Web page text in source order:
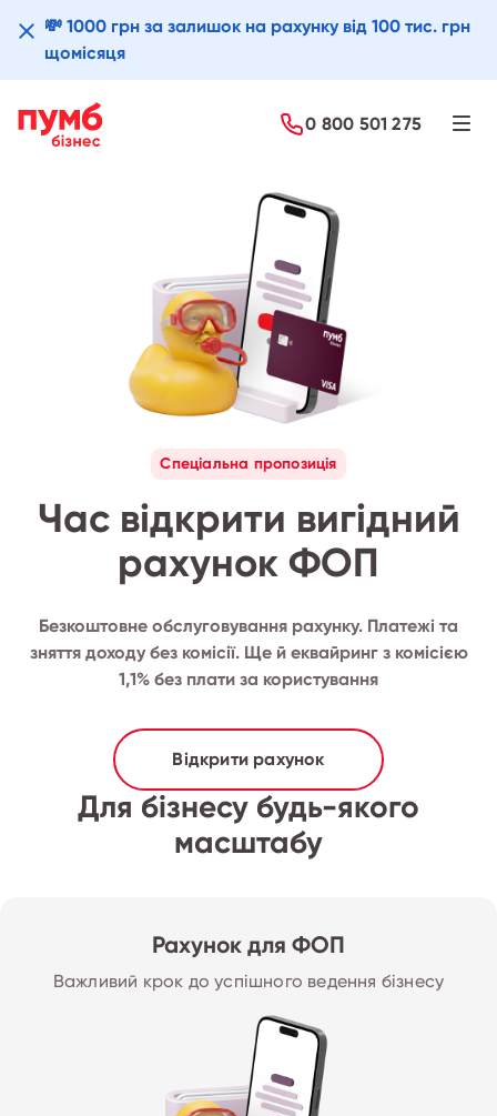
💸 1000 грн за залишок на рахунку від 100 тис. грн
щомісяця
Детальніше
0 800 501 275
Спеціальна пропозиція
Час відкрити вигідний
рахунок ФОП
Безкоштовне обслуговування рахунку. Платежі та
зняття доходу без комісії. Ще й еквайринг з комісією
1,1% без плати за користування
Відкрити рахунок
Для бізнесу будь-якого
масштабу
Рахунок для ФОП
Важливий крок до успішного ведення бізнесу